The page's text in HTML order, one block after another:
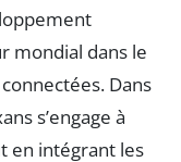
mondial dans le
Dans
s’engage à
en intégrant les